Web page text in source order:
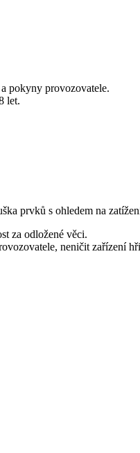
pokyny provozovatele.
let.
prvků s ohledem na
za odložené věci.
neničit zařízení